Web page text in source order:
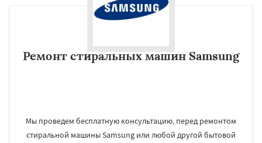
Ремонт стиральных машин Samsung
Мы проведем бесплатную консультацию, перед ремонтом
стиральной машины Samsung или любой другой бытовой